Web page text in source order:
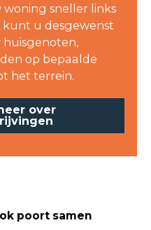
sneller links
kunt u desgewenst
op bepaalde
het terrein.
over
poort samen